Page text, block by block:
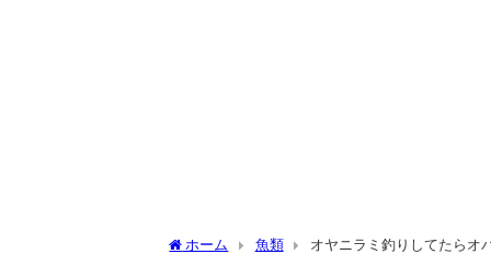
ホーム 魚類 オヤニラミ釣りしてたらオ